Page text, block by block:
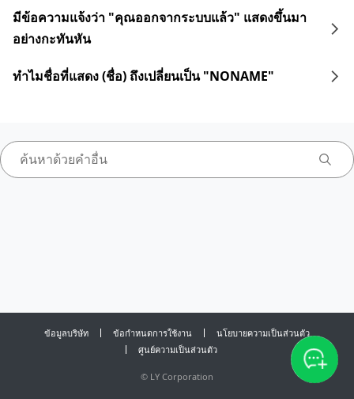
มีข้อความแจ้งว่า "คุณออกจากระบบแล้ว" แสดงขึ้นมา
อย่างกะทันหัน
ทำไมชื่อที่แสดง (ชื่อ) ถึงเปลี่ยนเป็น "NONAME"
ข้อมูลบริษัท ข้อกำหนดการใช้งาน
นโยบายความเป็นส่วนตัว
ศูนย์ความเป็นส่วนตัว
© LY Corporation